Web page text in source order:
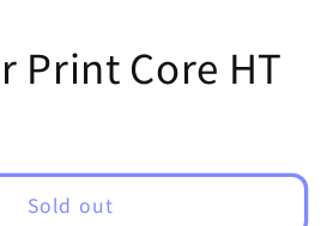
Print Core HT
Sold out